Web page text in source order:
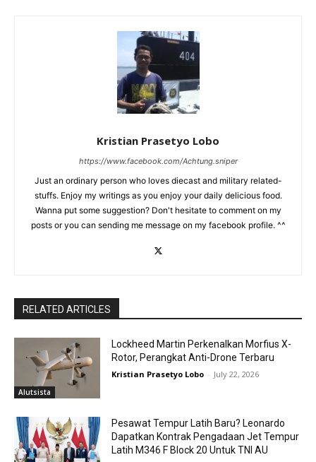
Kristian Prasetyo Lobo
https://www.facebook.com/Achtung.sniper
Just an ordinary person who loves diecast and military related-
stuffs. Enjoy my writings as you enjoy your daily delicious food.
Wanna put some suggestion? Don't hesitate to comment on my
posts or you can sending me message on my facebook profile. ^^
RELATED ARTICLES
Alutsista
Lockheed Martin Perkenalkan Morfius X-
Rotor, Perangkat Anti-Drone Terbaru
Kristian Prasetyo Lobo - July 22, 2026
Pesawat Tempur Latih Baru? Leonardo
Dapatkan Kontrak Pengadaan Jet Tempur
Latih M346 F Block 20 Untuk TNI AU